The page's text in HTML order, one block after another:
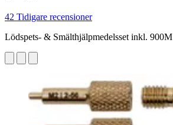
42 Tidigare recensioner
Lödspets- & Smälthjälpmedelsset inkl.